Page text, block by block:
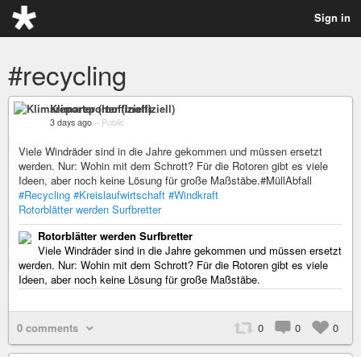
Sign in
#recycling
Klimareporter (Inoffiziell)
3 days ago – Public
Viele Windräder sind in die Jahre gekommen und müssen ersetzt
werden. Nur: Wohin mit dem Schrott? Für die Rotoren gibt es viele
Ideen, aber noch keine Lösung für große Maßstäbe.#MüllAbfall
#Recycling #Kreislaufwirtschaft #Windkraft
Rotorblätter werden Surfbretter
Rotorblätter werden Surfbretter
Viele Windräder sind in die Jahre gekommen und müssen ersetzt
werden. Nur: Wohin mit dem Schrott? Für die Rotoren gibt es viele
Ideen, aber noch keine Lösung für große Maßstäbe.
0 comments 0 0 0